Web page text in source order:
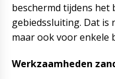
beschermd tijdens het
gebiedssluiting. Dat is
maar ook voor enkele
Werkzaamheden